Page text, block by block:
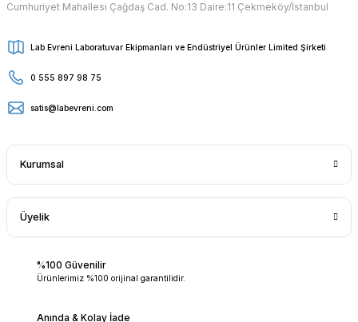
Cumhuriyet Mahallesi Çağdaş Cad. No:13 Daire:11 Çekmeköy/İstanbul
Lab Evreni Laboratuvar Ekipmanları ve Endüstriyel Ürünler Limited Şirketi
0 555 897 98 75
satis@labevreni.com
Kurumsal
Üyelik
%100 Güvenilir
Ürünlerimiz %100 orijinal garantilidir.
Anında & Kolay İade